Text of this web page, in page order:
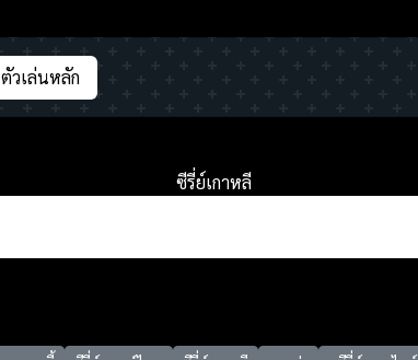
ตัวเล่นหลัก
ซีรี่ย์เกาหลี